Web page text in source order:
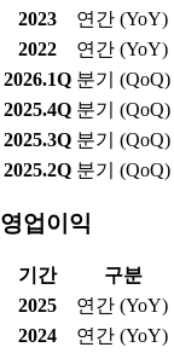
2023
연간 (YoY)
2022
연간 (YoY)
2026.1Q 분기 (QoQ)
2025.4Q 분기 (QoQ)
2025.3Q 분기 (QoQ)
2025.2Q 분기 (QoQ)
영업이익
기간 구분
2025
연간 (YoY)
2024
연간 (YoY)